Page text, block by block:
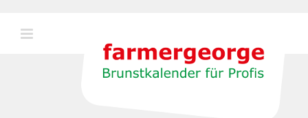
springen